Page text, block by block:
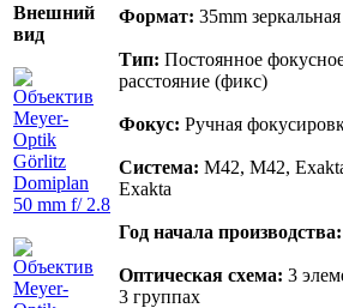
Внешний
вид
Формат: 35mm зеркальная
Тип: Постоянное
расстояние (фикс)
Фокус: Ручная
Система: M42, M42,
Exakta
Год начала производства:
Оптическая схема: 3
3 группах